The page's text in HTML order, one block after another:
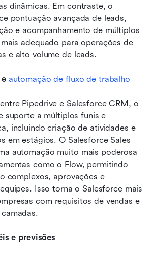
dinâmicas. Em contraste, o
pontuação avançada de leads,
e acompanhamento de múltiplos
adequado para operações de
e alto volume de leads.
automação de fluxo de trabalho
Pipedrive e Salesforce CRM, o
suporte a múltiplos funis e
incluindo criação de atividades e
em estágios. O Salesforce Sales
automação muito mais poderosa
como o Flow, permitindo
complexos, aprovações e
Isso torna o Salesforce mais
com requisitos de vendas e
e previsões